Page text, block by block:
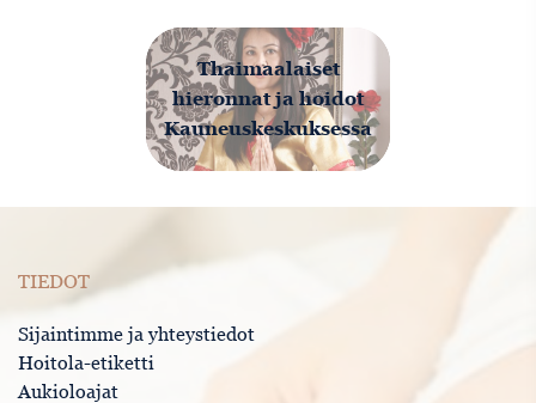
Thaimaalaiset
hieronnat ja hoidot
Kauneuskeskuksessa
TIEDOT
Sijaintimme ja yhteystiedot
Hoitola-etiketti
Aukioloajat